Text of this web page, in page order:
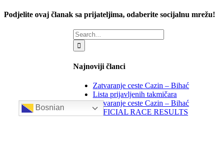
Podjelite ovaj članak sa prijateljima, odaberite socijalnu mrežu!
Search
for:
Najnoviji članci
Zatvaranje ceste Cazin – Bihać
Lista prijavljenih takmičara
Zatvaranje ceste Cazin – Bihać
OFFICIAL RACE RESULTS
Bosnian